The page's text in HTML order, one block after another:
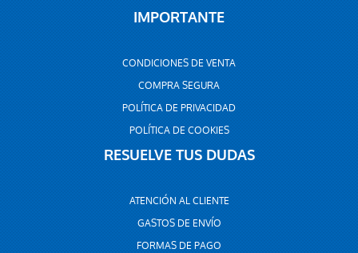
IMPORTANTE
CONDICIONES DE VENTA
COMPRA SEGURA
POLÍTICA DE PRIVACIDAD
POLÍTICA DE COOKIES
RESUELVE TUS DUDAS
ATENCIÓN AL CLIENTE
GASTOS DE ENVÍO
FORMAS DE PAGO